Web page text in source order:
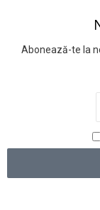
Abonează-te la